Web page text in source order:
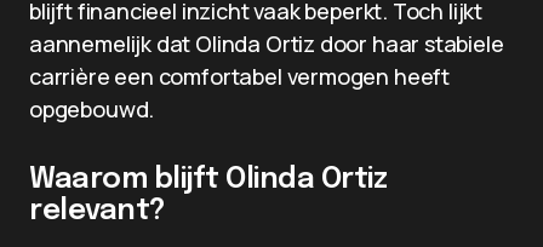
blijft financieel inzicht vaak beperkt. Toch lijkt
aannemelijk dat Olinda Ortiz door haar stabiele
carrière een comfortabel vermogen heeft
opgebouwd.
Waarom blijft Olinda Ortiz
relevant?